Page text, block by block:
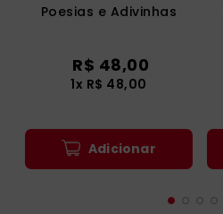
Poesias e Adivinhas
R$ 48,00
1x R$ 48,00
Adicionar